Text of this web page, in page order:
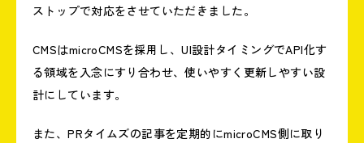
ストップで対応をさせていただきました。
CMSはmicroCMSを採用し、UI設計タイミングでAPI化す
る領域を入念にすり合わせ、使いやすく更新しやすい設
計にしています。
また、PRタイムズの記事を定期的にmicroCMS側に取り